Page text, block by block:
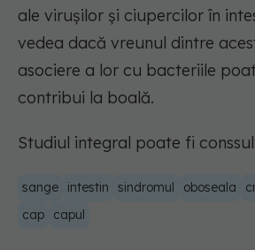
ale virușilor și ciupercilor în
vedea dacă vreunul dintre
asociere a lor cu bacteriile
contribui la boală.
Studiul integral poate fi
sange intestin sindromul oboseala
cap
capul